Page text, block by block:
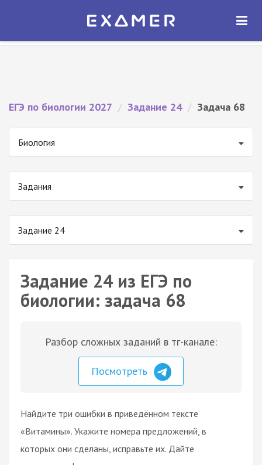
Экзамер — ЕГЭ 2027
ОТКРЫТЬ
ЕГЭ по биологии 2027 / Задание 24 / Задача 68
Биология
Задания
Задание 24
Задание 24 из ЕГЭ по
биологии: задача 68
Разбор сложных заданий в тг-канале:
Посмотреть
Найдите три ошибки в приведённом тексте
«Витамины». Укажите номера предложений, в
которых они сделаны, исправьте их. Дайте